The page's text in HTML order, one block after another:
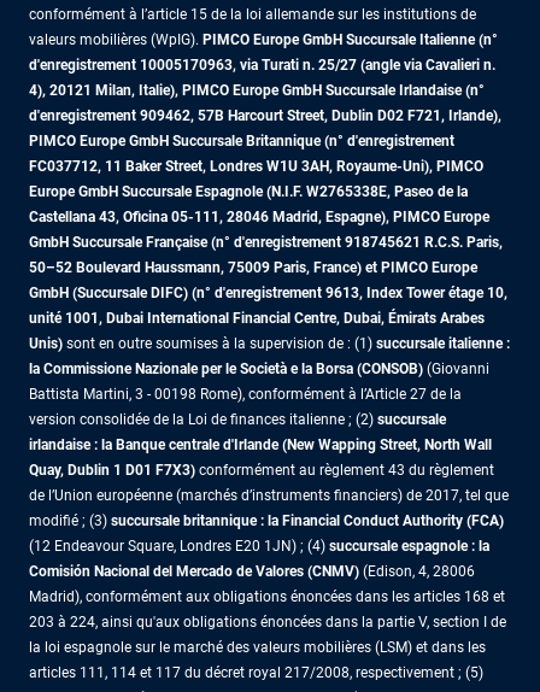
conformément à l’article 15 de la loi allemande sur les institutions de
valeurs mobilières (WpIG). PIMCO Europe GmbH Succursale Italienne (n°
d'enregistrement 10005170963, via Turati n. 25/27 (angle via Cavalieri n.
4), 20121 Milan, Italie), PIMCO Europe GmbH Succursale Irlandaise (n°
d'enregistrement 909462, 57B Harcourt Street, Dublin D02 F721, Irlande),
PIMCO Europe GmbH Succursale Britannique (n° d'enregistrement
FC037712, 11 Baker Street, Londres W1U 3AH, Royaume-Uni), PIMCO
Europe GmbH Succursale Espagnole (N.I.F. W2765338E, Paseo de la
Castellana 43, Oficina 05-111, 28046 Madrid, Espagne), PIMCO Europe
GmbH Succursale Française (n° d'enregistrement 918745621 R.C.S. Paris,
50–52 Boulevard Haussmann, 75009 Paris, France) et PIMCO Europe
GmbH (Succursale DIFC) (n° d'enregistrement 9613, Index Tower étage 10,
unité 1001, Dubai International Financial Centre, Dubai, Émirats Arabes
Unis) sont en outre soumises à la supervision de : (1) succursale italienne :
la Commissione Nazionale per le Società e la Borsa (CONSOB) (Giovanni
Battista Martini, 3 - 00198 Rome), conformément à l’Article 27 de la
version consolidée de la Loi de finances italienne ; (2) succursale
irlandaise : la Banque centrale d'Irlande (New Wapping Street, North Wall
Quay, Dublin 1 D01 F7X3) conformément au règlement 43 du règlement
de l’Union européenne (marchés d’instruments financiers) de 2017, tel que
modifié ; (3) succursale britannique : la Financial Conduct Authority (FCA)
(12 Endeavour Square, Londres E20 1JN) ; (4) succursale espagnole : la
Comisión Nacional del Mercado de Valores (CNMV) (Edison, 4, 28006
Madrid), conformément aux obligations énoncées dans les articles 168 et
203 à 224, ainsi qu'aux obligations énoncées dans la partie V, section I de
la loi espagnole sur le marché des valeurs mobilières (LSM) et dans les
articles 111, 114 et 117 du décret royal 217/2008, respectivement ; (5)